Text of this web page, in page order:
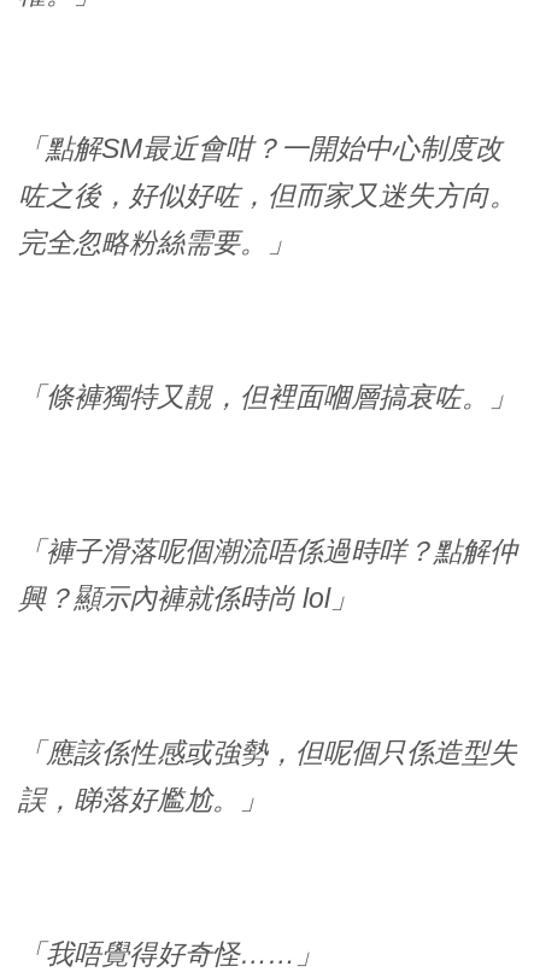
「點解SM最近會咁？一開始中心制度改
咗之後，好似好咗，但而家又迷失方向。
完全忽略粉絲需要。」
「條褲獨特又靚，但裡面嗰層搞衰咗。」
「褲子滑落呢個潮流唔係過時咩？點解仲
興？顯示內褲就係時尚 lol」
「應該係性感或強勢，但呢個只係造型失
誤，睇落好尷尬。」
「我唔覺得好奇怪……」